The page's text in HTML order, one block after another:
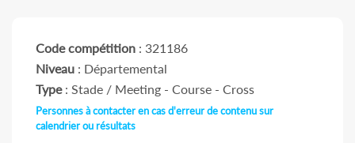
Code compétition : 321186
Niveau : Départemental
Type: Stade / Meeting - Course - Cross
Personnes à contacter en cas d'erreur de contenu sur
calendrier ou résultats